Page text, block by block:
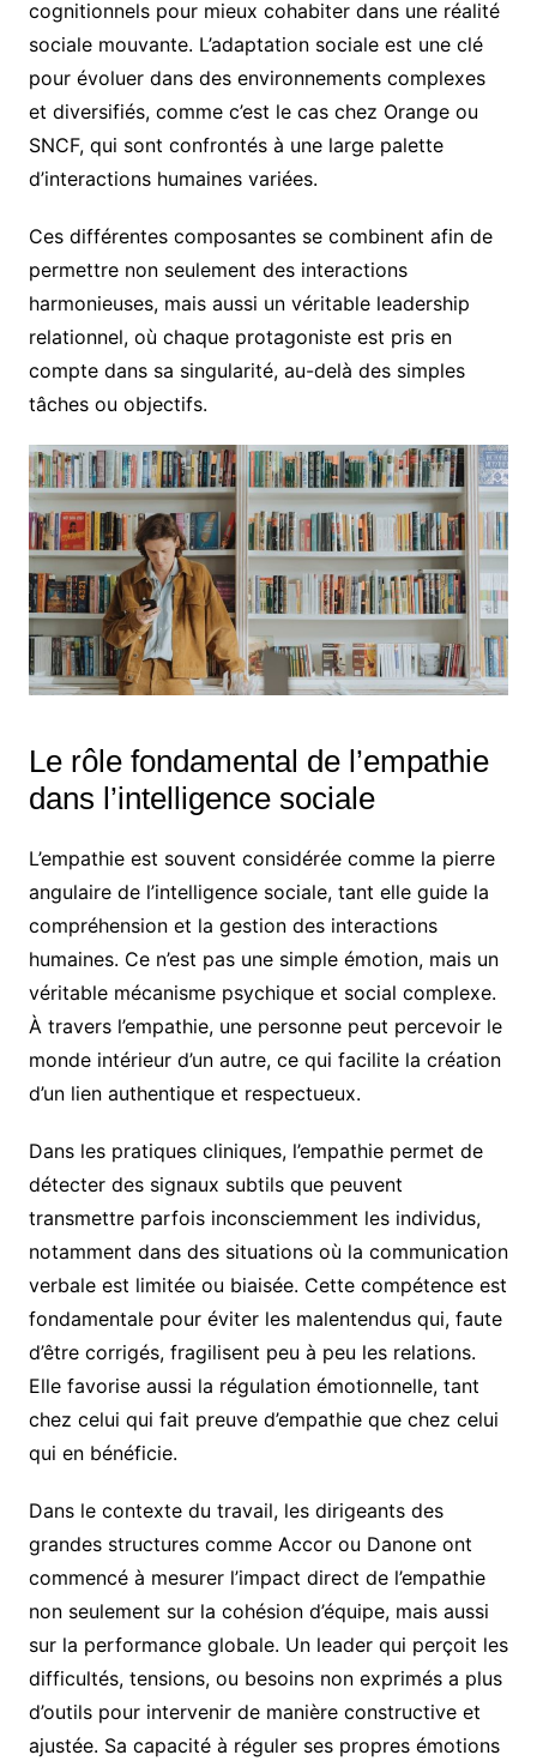
cognitionnels pour mieux cohabiter dans une réalité
sociale mouvante. L’adaptation sociale est une clé
pour évoluer dans des environnements complexes
et diversifiés, comme c’est le cas chez Orange ou
SNCF, qui sont confrontés à une large palette
d’interactions humaines variées.
Ces différentes composantes se combinent afin de
permettre non seulement des interactions
harmonieuses, mais aussi un véritable leadership
relationnel, où chaque protagoniste est pris en
compte dans sa singularité, au-delà des simples
tâches ou objectifs.
Le rôle fondamental de l’empathie
dans l’intelligence sociale
L’empathie est souvent considérée comme la pierre
angulaire de l’intelligence sociale, tant elle guide la
compréhension et la gestion des interactions
humaines. Ce n’est pas une simple émotion, mais un
véritable mécanisme psychique et social complexe.
À travers l’empathie, une personne peut percevoir le
monde intérieur d’un autre, ce qui facilite la création
d’un lien authentique et respectueux.
Dans les pratiques cliniques, l’empathie permet de
détecter des signaux subtils que peuvent
transmettre parfois inconsciemment les individus,
notamment dans des situations où la communication
verbale est limitée ou biaisée. Cette compétence est
fondamentale pour éviter les malentendus qui, faute
d’être corrigés, fragilisent peu à peu les relations.
Elle favorise aussi la régulation émotionnelle, tant
chez celui qui fait preuve d’empathie que chez celui
qui en bénéficie.
Dans le contexte du travail, les dirigeants des
grandes structures comme Accor ou Danone ont
commencé à mesurer l’impact direct de l’empathie
non seulement sur la cohésion d’équipe, mais aussi
sur la performance globale. Un leader qui perçoit les
difficultés, tensions, ou besoins non exprimés a plus
d’outils pour intervenir de manière constructive et
ajustée. Sa capacité à réguler ses propres émotions